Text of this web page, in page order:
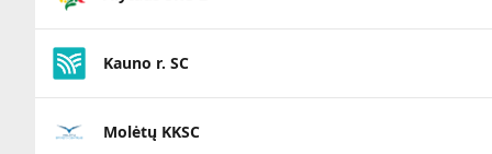
Kauno r. SC
Molėtų KKSC